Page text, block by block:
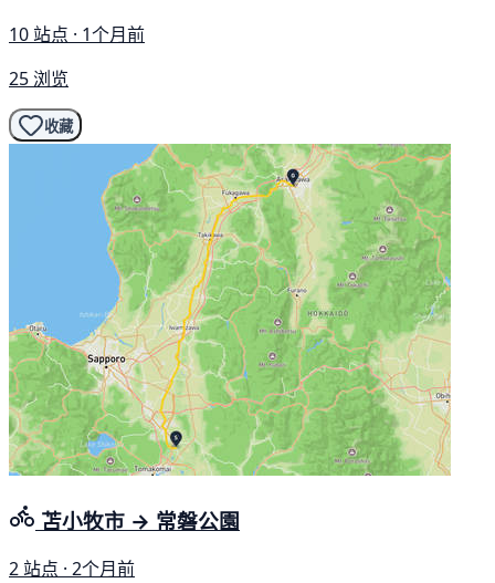
10 站点 · 1个月前
25 浏览
收藏
苫小牧市 → 常磐公園
2 站点 · 2个月前